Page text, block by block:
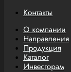
Контакты
О компании
Направления
Продукция
Каталог
Инвесторам